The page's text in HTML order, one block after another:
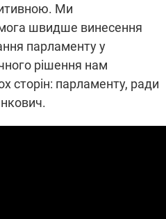
Ми
швидше винесення
парламенту у
рішення нам
сторін: парламенту, ради